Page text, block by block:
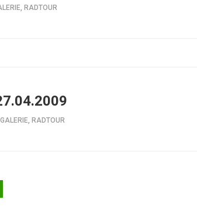
, RADTOUR
GALERIE, RADTOUR